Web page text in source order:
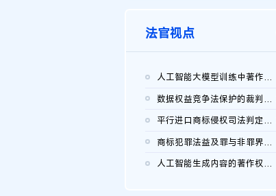
法官视点
人工智能大模型训练中著作权的合理使用
数据权益竞争法保护的裁判路径构建
平行进口商标侵权司法判定规则的困境与纾解
商标犯罪法益及罪与非罪界限研究
人工智能生成内容的著作权司法认定：演进逻辑、现实困境与规则建...